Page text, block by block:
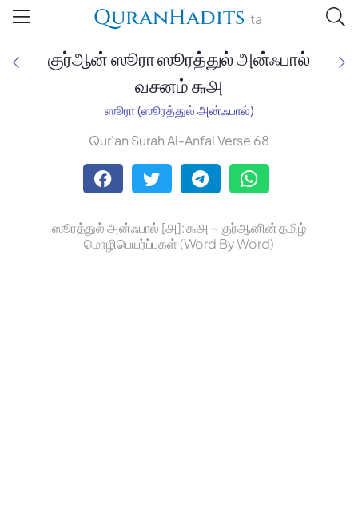
QuranHadits ta
Jan Trust Foundation
Mufti Omar Sheriff Qasimi,
குர்ஆன் ஸூரா ஸூரத்துல் அன்ஃபால்
வசனம் ௬௮
ஸூரா (ஸூரத்துல் அன்ஃபால்)
Qur'an Surah Al-Anfal Verse 68
ஸூரத்துல் அன்ஃபால் [௮]: ௬௮ ~ குர்ஆனின் தமிழ்
மொழிபெயர்ப்புகள் (Word By Word)